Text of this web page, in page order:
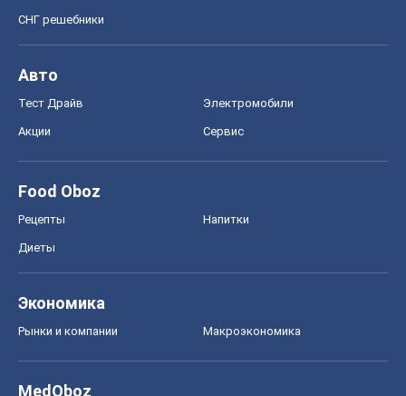
СНГ решебники
Авто
Тест Драйв Электромобили
Акции Сервис
Food Oboz
Рецепты Напитки
Диеты
Экономика
Рынки и компании Mакроэкономика
MedOboz